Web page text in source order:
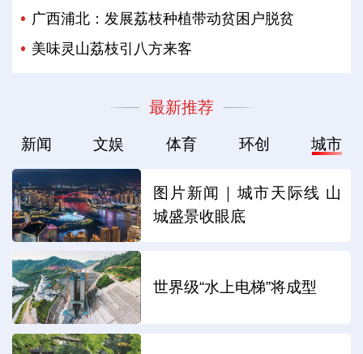
广西浦北：发展荔枝种植带动贫困户脱贫
美味灵山荔枝引八方来客
最新推荐
新闻 文娱 体育 环创 城市
图片新闻｜城市天际线 山
城盛景收眼底
世界级“水上电梯”将成型